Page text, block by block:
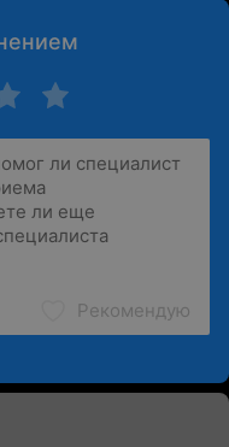
Рекомендую